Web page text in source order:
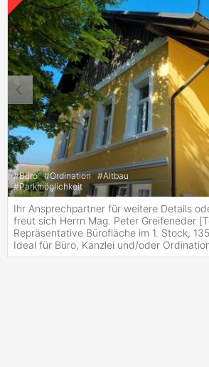
#Büro #Ordination #Altbau
#Parkmöglichkeit
Ihr Ansprechpartner für weitere Details
freut sich Herrn Mag. Peter Greifeneder
Repräsentative Bürofläche im 1. Stock,
Ideal für Büro, Kanzlei und/oder